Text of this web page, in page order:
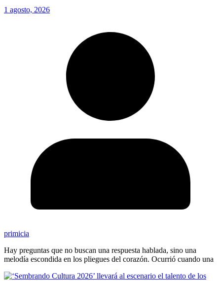
1 agosto, 2026
primicia
Hay preguntas que no buscan una respuesta hablada, sino una
melodía escondida en los pliegues del corazón. Ocurrió cuando una